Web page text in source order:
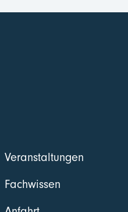
Veranstaltungen
Fachwissen